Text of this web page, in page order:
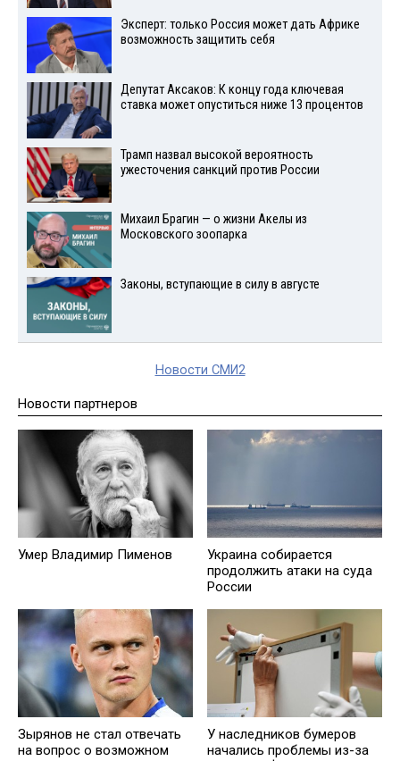
Эксперт: только Россия может дать Африке
возможность защитить себя
Депутат Аксаков: К концу года ключевая
ставка может опуститься ниже 13 процентов
Трамп назвал высокой вероятность
ужесточения санкций против России
Михаил Брагин — о жизни Акелы из
Московского зоопарка
Законы, вступающие в силу в августе
Новости СМИ2
Новости партнеров
Умер Владимир Пименов
Украина собирается
продолжить атаки на суда
России
Зырянов не стал отвечать
на вопрос о возможном
У наследников бумеров
начались проблемы из-за